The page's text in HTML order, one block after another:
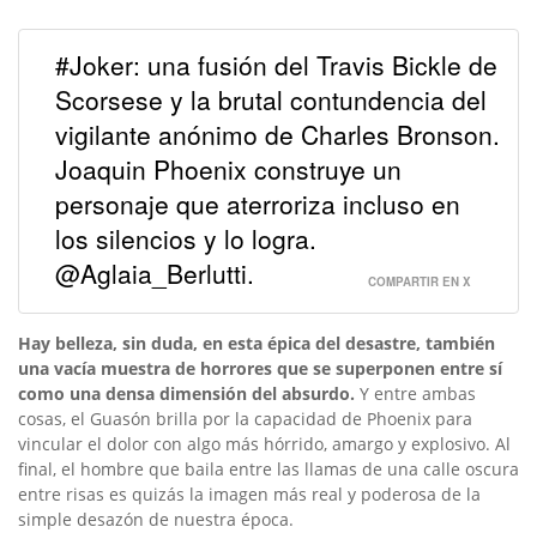
#Joker: una fusión del Travis Bickle de
Scorsese y la brutal contundencia del
vigilante anónimo de Charles Bronson.
Joaquin Phoenix construye un
personaje que aterroriza incluso en
los silencios y lo logra.
@Aglaia_Berlutti.
COMPARTIR EN X
Hay belleza, sin duda, en esta épica del desastre, también
una vacía muestra de horrores que se superponen entre sí
como una densa dimensión del absurdo. Y entre ambas
cosas, el Guasón brilla por la capacidad de Phoenix para
vincular el dolor con algo más hórrido, amargo y explosivo. Al
final, el hombre que baila entre las llamas de una calle oscura
entre risas es quizás la imagen más real y poderosa de la
simple desazón de nuestra época.